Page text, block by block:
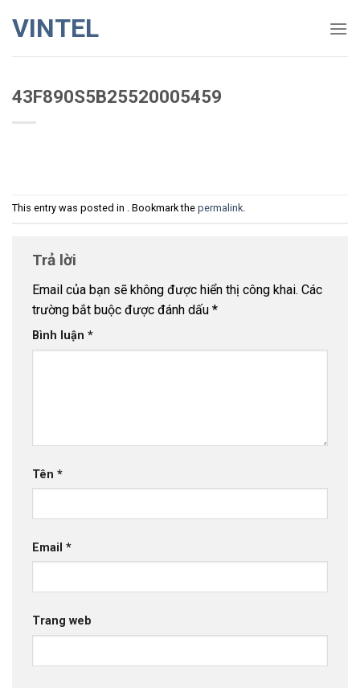
VINTEL
43F890S5B25520005459
This entry was posted in . Bookmark the permalink
Trả lời
Email của bạn sẽ không được hiển thị công khai. Các
trường bắt buộc được đánh dấu *
Bình luận *
Tên *
Email *
Trang web